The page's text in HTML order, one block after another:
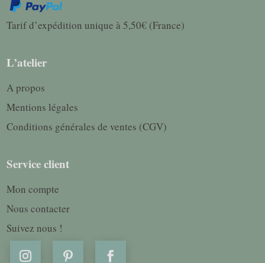
Tarif d’expédition unique à 5,50€ (France)
L’atelier
A propos
Mentions légales
Conditions générales de ventes (CGV)
Service client
Mon compte
Nous contacter
Suivez nous !